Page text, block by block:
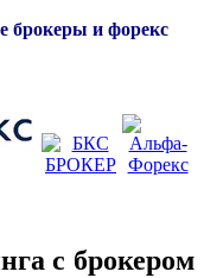
брокеры и форекс
с брокером